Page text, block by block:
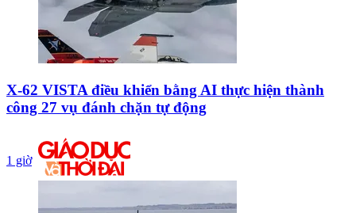
X-62 VISTA điều khiển bằng AI thực hiện thành
công 27 vụ đánh chặn tự động
1 giờ